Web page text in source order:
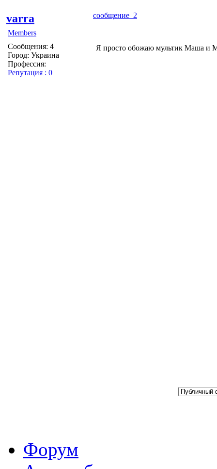
varra
Members
Сообщения: 4
Город: Украина
Профессия:
Репутация : 0
сообщение 2
Я просто обожаю мультик Маша и
Форум